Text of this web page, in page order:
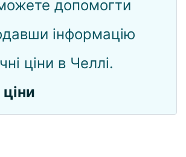
допомогти
інформацію
ціни в Челлі.